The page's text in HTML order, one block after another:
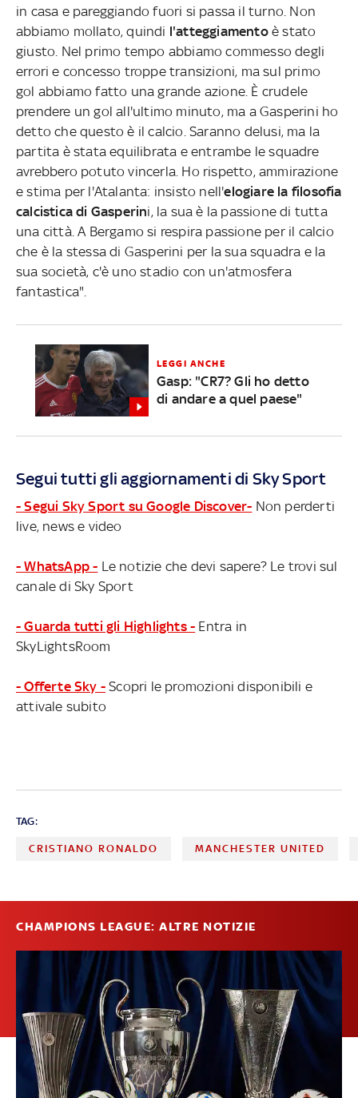
in casa e pareggiando fuori si passa il turno. Non
abbiamo mollato, quindi l'atteggiamentoè stato
giusto. Nel primo tempo abbiamo commesso degli
errori e concesso troppe transizioni, ma sul primo
gol abbiamo fatto una grande azione. È crudele
prendere un gol all'ultimo minuto, ma a Gasperini ho
detto che questo è il calcio. Saranno delusi, ma la
partita è stata equilibrata e entrambe le squadre
avrebbero potuto vincerla. Ho rispetto, ammirazione
e stima per l'Atalanta: insisto nell'elogiare la filosofia
calcistica di Gasperini, la sua è la passione di tutta
una città. A Bergamo si respira passione per il calcio
che è la stessa di Gasperini per la sua squadra e la
sua società, c'è uno stadio con un'atmosfera
fantastica".
LEGGI ANCHE
Gasp: "CR7? Gli ho detto
di andare a quel paese"
Segui tutti gli aggiornamenti di Sky Sport
- Segui Sky Sport su Google Discover- Non perderti
live, news e video
- WhatsApp - Le notizie che devi sapere? Le trovi sul
canale di Sky Sport
- Guarda tutti gli Highlights - Entra in
SkyLightsRoom
- Offerte Sky - Scopri le promozioni disponibili e
attivale subito
TAG:
CRISTIANO RONALDO MANCHESTER UNITED
CHAMPIONS LEAGUE: ALTRE NOTIZIE